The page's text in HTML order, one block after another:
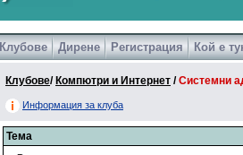
Games
Клубове Дирене Регистрация Кой е
Клубове/ Компютри и Интернет /Системни
Информация за клуба
Тема